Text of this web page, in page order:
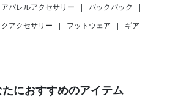
アパレルアクセサリー | バックパック
|
アクセサリー
| フットウェア | ギア
におすすめのアイテム